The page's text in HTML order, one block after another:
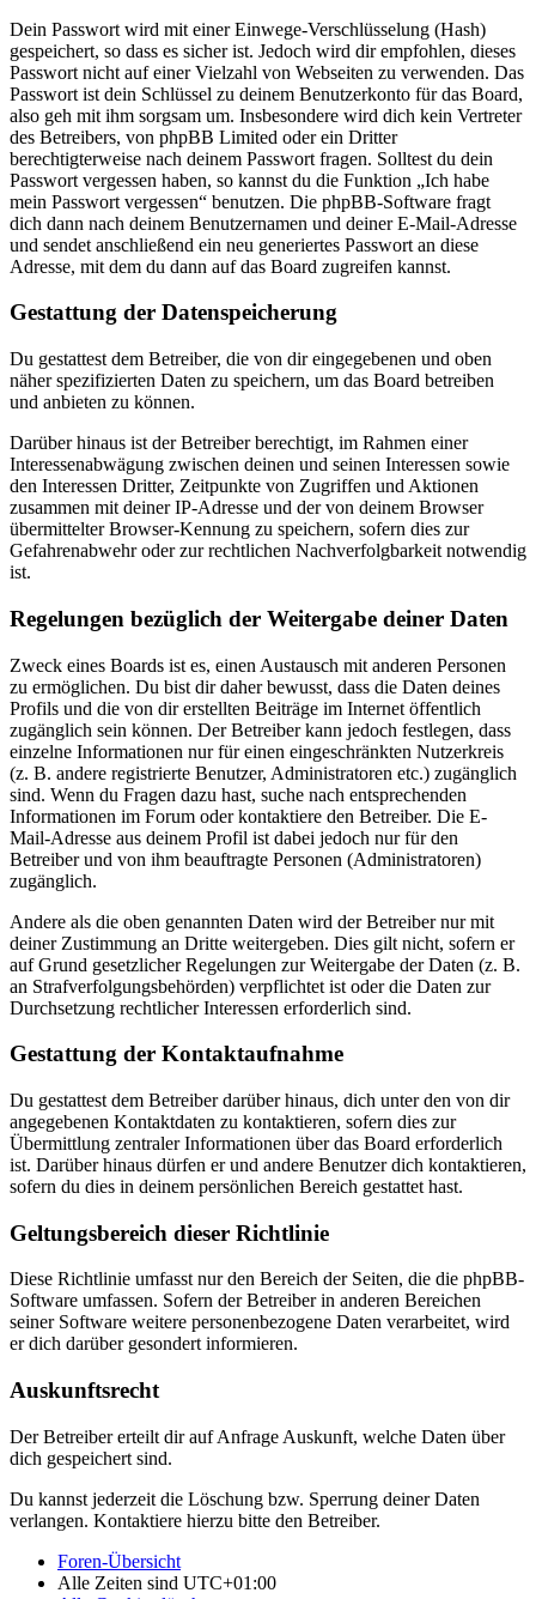
Dein Passwort wird mit einer Einwege-Verschlüsselung (Hash)
gespeichert, so dass es sicher ist. Jedoch wird dir empfohlen, dieses
Passwort nicht auf einer Vielzahl von Webseiten zu verwenden. Das
Passwort ist dein Schlüssel zu deinem Benutzerkonto für das Board,
also geh mit ihm sorgsam um. Insbesondere wird dich kein Vertreter
des Betreibers, von phpBB Limited oder ein Dritter
berechtigterweise nach deinem Passwort fragen. Solltest du dein
Passwort vergessen haben, so kannst du die Funktion „Ich habe
mein Passwort vergessen“ benutzen. Die phpBB-Software fragt
dich dann nach deinem Benutzernamen und deiner E-Mail-Adresse
und sendet anschließend ein neu generiertes Passwort an diese
Adresse, mit dem du dann auf das Board zugreifen kannst.
Gestattung der Datenspeicherung
Du gestattest dem Betreiber, die von dir eingegebenen und oben
näher spezifizierten Daten zu speichern, um das Board betreiben
und anbieten zu können.
Darüber hinaus ist der Betreiber berechtigt, im Rahmen einer
Interessenabwägung zwischen deinen und seinen Interessen sowie
den Interessen Dritter, Zeitpunkte von Zugriffen und Aktionen
zusammen mit deiner IP-Adresse und der von deinem Browser
übermittelter Browser-Kennung zu speichern, sofern dies zur
Gefahrenabwehr oder zur rechtlichen Nachverfolgbarkeit notwendig
ist.
Regelungen bezüglich der Weitergabe deiner Daten
Zweck eines Boards ist es, einen Austausch mit anderen Personen
zu ermöglichen. Du bist dir daher bewusst, dass die Daten deines
Profils und die von dir erstellten Beiträge im Internet öffentlich
zugänglich sein können. Der Betreiber kann jedoch festlegen, dass
einzelne Informationen nur für einen eingeschränkten Nutzerkreis
(z. B. andere registrierte Benutzer, Administratoren etc.) zugänglich
sind. Wenn du Fragen dazu hast, suche nach entsprechenden
Informationen im Forum oder kontaktiere den Betreiber. Die E-
Mail-Adresse aus deinem Profil ist dabei jedoch nur für den
Betreiber und von ihm beauftragte Personen (Administratoren)
zugänglich.
Andere als die oben genannten Daten wird der Betreiber nur mit
deiner Zustimmung an Dritte weitergeben. Dies gilt nicht, sofern er
auf Grund gesetzlicher Regelungen zur Weitergabe der Daten (z. B.
an Strafverfolgungsbehörden) verpflichtet ist oder die Daten zur
Durchsetzung rechtlicher Interessen erforderlich sind.
Gestattung der Kontaktaufnahme
Du gestattest dem Betreiber darüber hinaus, dich unter den von dir
angegebenen Kontaktdaten zu kontaktieren, sofern dies zur
Übermittlung zentraler Informationen über das Board erforderlich
ist. Darüber hinaus dürfen er und andere Benutzer dich kontaktieren,
sofern du dies in deinem persönlichen Bereich gestattet hast.
Geltungsbereich dieser Richtlinie
Diese Richtlinie umfasst nur den Bereich der Seiten, die die phpBB-
Software umfassen. Sofern der Betreiber in anderen Bereichen
seiner Software weitere personenbezogene Daten verarbeitet, wird
er dich darüber gesondert informieren.
Auskunftsrecht
Der Betreiber erteilt dir auf Anfrage Auskunft, welche Daten über
dich gespeichert sind.
Du kannst jederzeit die Löschung bzw. Sperrung deiner Daten
verlangen. Kontaktiere hierzu bitte den Betreiber.
Foren-Übersicht
Alle Zeiten sind UTC+01:00